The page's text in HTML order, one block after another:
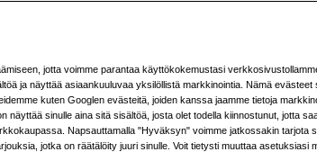
Vention USB 30W GaN 2-port Charger Blue
liitännät
jotta voimme parantaa käyttökokemustasi
ja näyttää asiaankuuluvaa yksilöllistä markkinointia. Nämä evästeet
kuten Googlen evästeitä, joiden kanssa jaamme tietoja
näyttää sinulle aina sitä sisältöä, josta olet todella kiinnostunut, jotta
Napsauttamalla "Hyväksyn" voimme jatkossakin tarjota
jotka on räätälöity juuri sinulle. Voit tietysti muuttaa asetuksiasi